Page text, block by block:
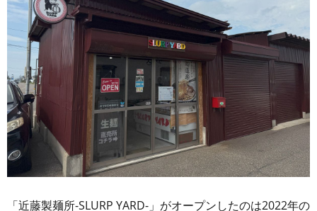
「近藤製麺所-SLURP YARD-」がオープンしたのは2022年の